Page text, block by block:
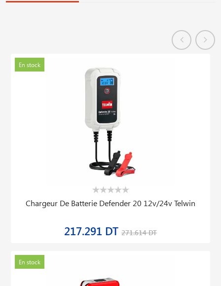
En stock
Chargeur De Batterie Defender 20 12v/24v Telwin
217.291 DT 271.614 DT
En stock